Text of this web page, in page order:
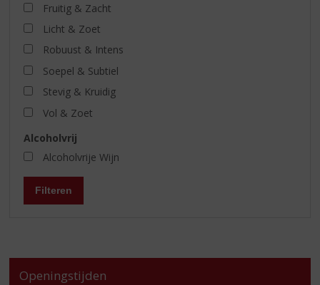
Fruitig & Zacht
Licht & Zoet
Robuust & Intens
Soepel & Subtiel
Stevig & Kruidig
Vol & Zoet
Alcoholvrij
Alcoholvrije Wijn
Filteren
Openingstijden